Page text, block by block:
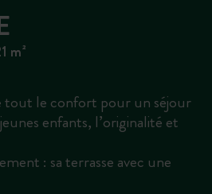
m²
tout le confort pour un séjour
enfants, l’originalité et
: sa terrasse avec une